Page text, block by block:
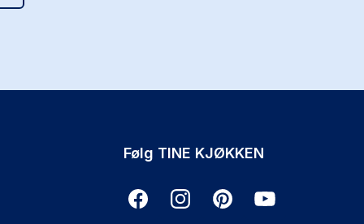
Følg TINE KJØKKEN